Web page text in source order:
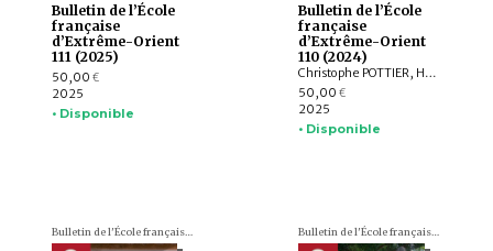
Bulletin de l’École
française
d’Extrême-Orient
111 (2025)
50,00 €
2025
• Disponible
Bulletin de l’École
française
d’Extrême-Orient
110 (2024)
Christophe POTTIER, Harunaga ISAACSON, Isabelle LANDRY-DERON, Dominique SOUTIF, Julia ESTEVE, Brice VINCENT, François THIERRY, Annabel Teh GALLOP, Yannick BRUNETON, Vincent LEFÈVRE, Chloé CHOLLET, Csaba DEZSŐ, Claudine ANG, Damien CHAUSSENDE, Sébastien CLOUET, XU Minglong†, WU Min, HAN Qi
50,00 €
2025
• Disponible
Bulletin de l'École française d'Extrême-Orient (BEFEO) Bulletin de l'École française d'Extrême-Orient (BEFEO)